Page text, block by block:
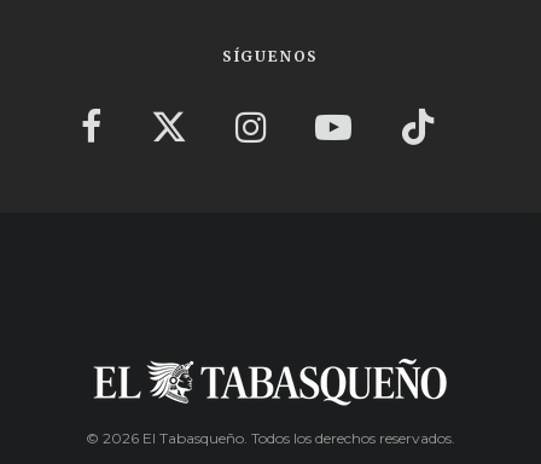
SÍGUENOS
© 2026 El Tabasqueño. Todos los derechos reservados.